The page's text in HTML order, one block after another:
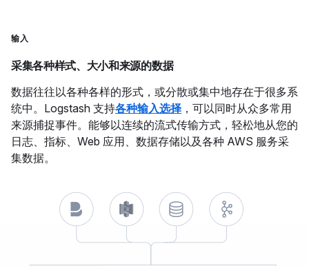
输入
采集各种样式、大小和来源的数据
数据往往以各种各样的形式，或分散或集中地存在于很多系
统中。Logstash 支持各种输入选择 ，可以同时从众多常用
来源捕捉事件。能够以连续的流式传输方式，轻松地从您的
日志、指标、Web 应用、数据存储以及各种 AWS 服务采
集数据。